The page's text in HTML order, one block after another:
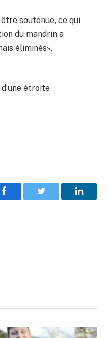
soutenue, ce qui
du mandrin a
éliminés»,
étroite
Facebook Twitter LinkedIn